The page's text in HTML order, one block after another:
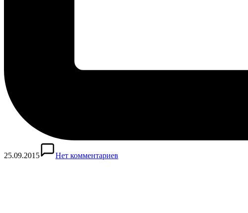
25.09.2015 Нет комментариев